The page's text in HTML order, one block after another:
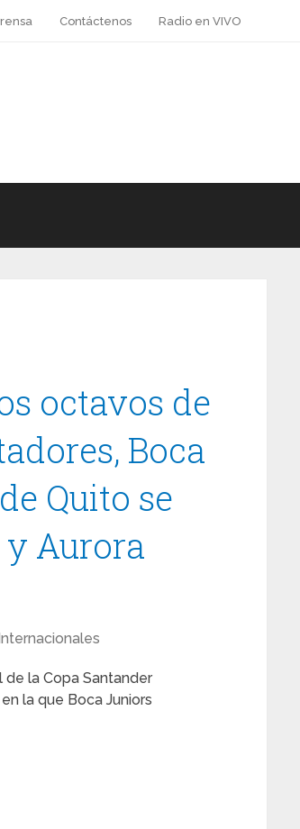
Contáctenos Radio en VIVO
octavos de
Boca
Quito se
Aurora
de la Copa Santander
la que Boca Juniors